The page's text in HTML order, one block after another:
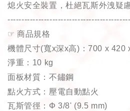
熄火安全裝置，杜絕瓦斯外洩疑
☞商品規格
機體尺寸(寬x深x高) ：700 x 420
淨重： 10 kg
面板材質： 不鏽鋼
點火方式： 壓電自動點火
瓦斯管徑： Φ 3/8' (9.5 mm)